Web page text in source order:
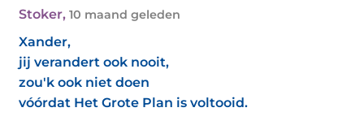
Stoker, 10 maand geleden
Xander,
jij verandert ook nooit,
zou'k ook niet doen
vóórdat Het Grote Plan is voltooid.